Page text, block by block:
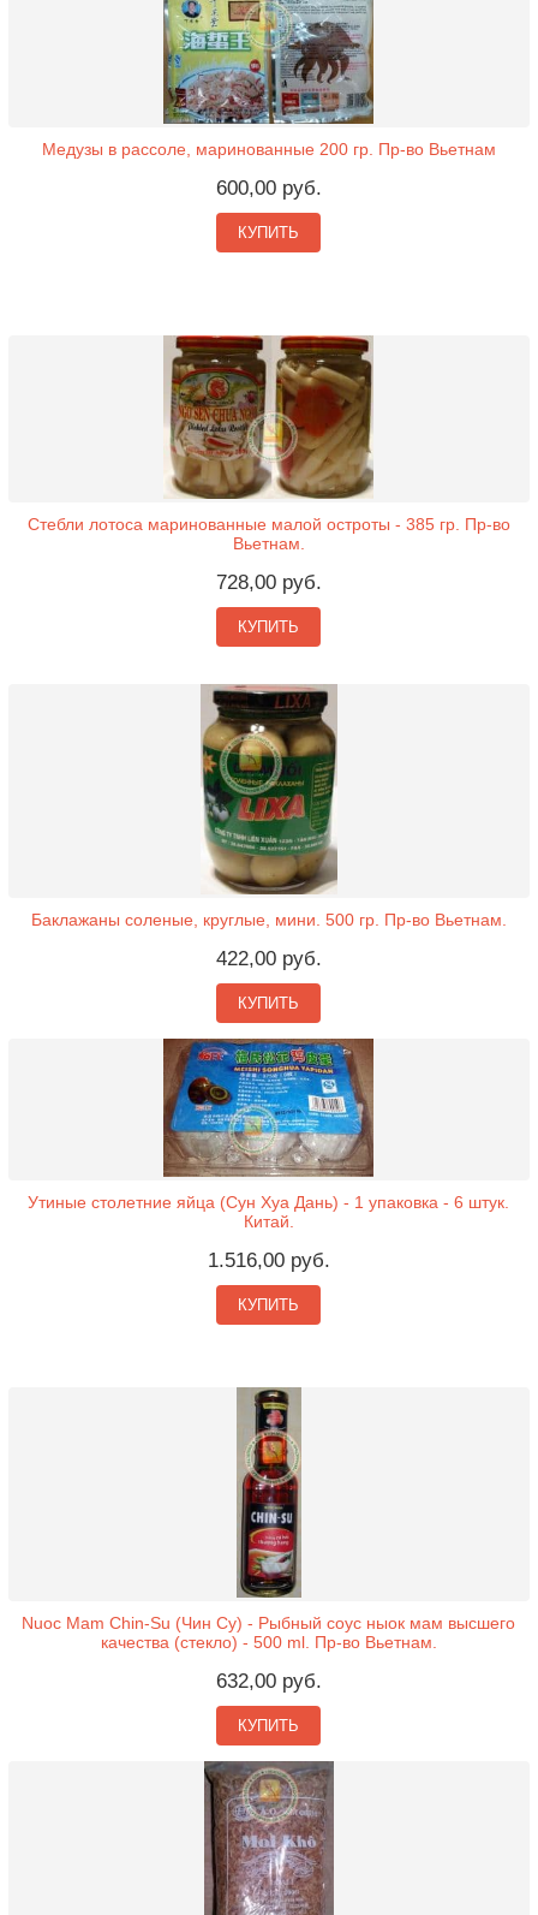
Медузы в рассоле, маринованные 200 гр. Пр-во Вьетнам
600,00 руб.
КУПИТЬ
Стебли лотоса маринованные малой остроты - 385 гр. Пр-во
Вьетнам.
728,00 руб.
КУПИТЬ
Баклажаны соленые, круглые, мини. 500 гр. Пр-во Вьетнам.
422,00 руб.
КУПИТЬ
Утиные столетние яйца (Сун Хуа Дань) - 1 упаковка - 6 штук.
Китай.
1.516,00 руб.
КУПИТЬ
Nuoc Mam Chin-Su (Чин Су) - Рыбный соус ныок мам высшего
качества (стекло) - 500 ml. Пр-во Вьетнам.
632,00 руб.
КУПИТЬ